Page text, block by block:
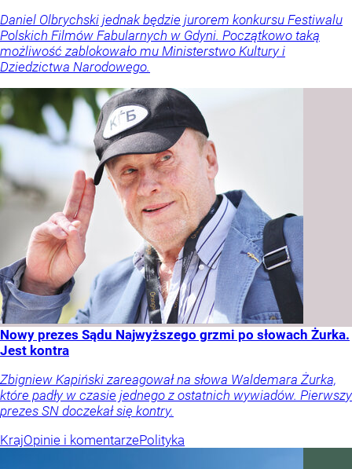
Daniel Olbrychski jednak będzie jurorem konkursu Festiwalu
Polskich Filmów Fabularnych w Gdyni. Początkowo taką
możliwość zablokowało mu Ministerstwo Kultury i
Dziedzictwa Narodowego.
Nowy prezes Sądu Najwyższego grzmi po słowach Żurka.
Jest kontra
Zbigniew Kapiński zareagował na słowa Waldemara Żurka,
które padły w czasie jednego z ostatnich wywiadów. Pierwszy
prezes SN doczekał się kontry.
KrajOpinie i komentarzePolityka